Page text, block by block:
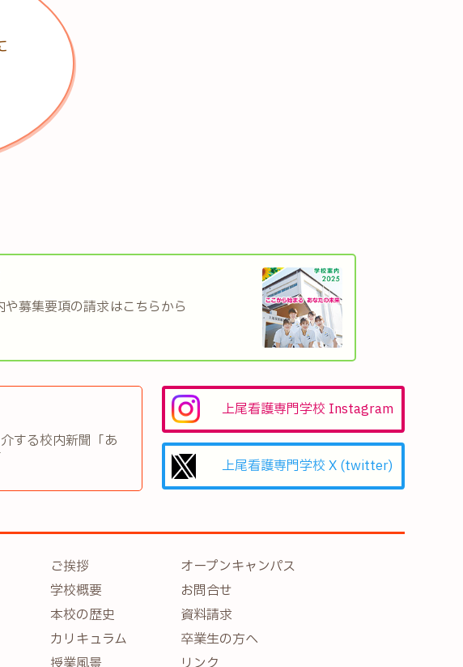
や募集要項の請求はこちらから
する校内新聞「あ
上尾看護専門学校 Instagram
上尾看護専門学校 X (twitter)
ご挨拶
学校概要
本校の歴史
カリキュラム
オープンキャンパス
お問合せ
資料請求
卒業生の方へ